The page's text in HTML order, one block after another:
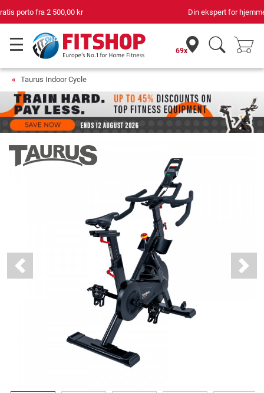
Din ekspert for hjemmetrening i 42 år
69x
Taurus Indoor Cycle
Previous Next